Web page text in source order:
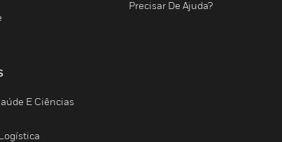
E Ciências
Precisar De Ajuda?